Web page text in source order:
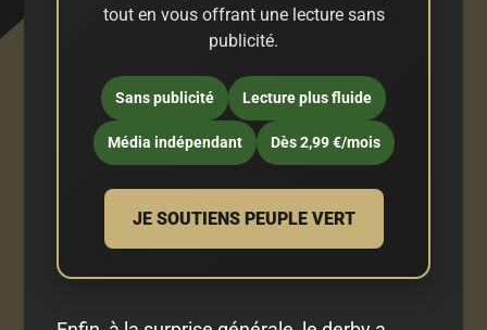
tout en vous offrant une lecture sans
publicité.
Sans publicité Lecture plus fluide
Média indépendant Dès 2,99 €/mois
JE SOUTIENS PEUPLE VERT